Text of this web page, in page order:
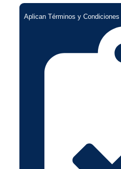
Aplican Términos y Condiciones